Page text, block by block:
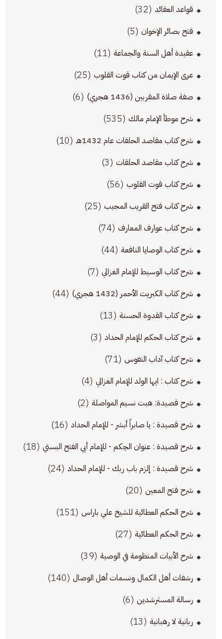
قواعد العقائد (32)
فتح بصائر الإخوان (5)
عقيدة أهل السنة والجماعة (11)
عرى الإيمان من كتاب قوت القلوب (25)
صفة صلاة المقربين (1436 هجري) (6)
شرح موطأ الإمام مالك (535)
شرح كتاب مقاصد الحلقات عام 1432هـ (10)
شرح كتاب مقاصد الحلقات (3)
شرح كتاب قوت القلوب (56)
شرح كتاب فتح القريب المجيب (25)
شرح كتاب عوارف المعارف (74)
شرح كتاب الوصايا النافعة (44)
شرح كتاب الوسيط للإمام الغزالي (7)
شرح كتاب الكبريت الأحمر (1432 هجري) (44)
شرح كتاب القدوة الحسنة (13)
شرح كتاب الحكم للإمام الحداد (3)
شرح كتاب آداب النفوس (71)
شرح كتاب : ايها الولد للإمام الغزالي (4)
شرح قصيدة: هبت نسيم المواصلة (2)
شرح قصيدة : يا صابراً أبشر - للإمام الحداد (16)
شرح قصيدة : عنوان الحِكم - للإمام أبي الفتح البستي (18)
شرح قصيدة : إلزم باب ربك - للإمام الحداد (24)
شرح فتح المعين (20)
شرح الحكم العطائية للشيخ علي باراس (151)
شرح الحكم العطائية (27)
شرح الأبيات المنظومة في الوصية (39)
رشفات أهل الكمال ونسمات أهل الوصال (140)
رسالة المسترشدين (6)
ربانية لا رهبانية (13)